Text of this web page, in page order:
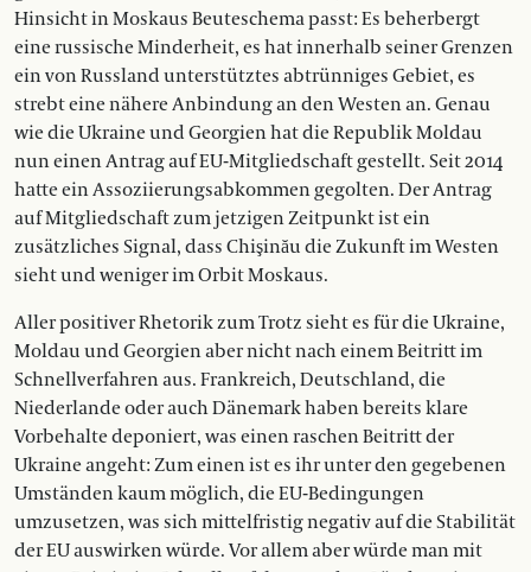
Hinsicht in Moskaus Beuteschema passt: Es beherbergt
eine russische Minderheit, es hat innerhalb seiner Grenzen
ein von Russland unterstütztes abtrünniges Gebiet, es
strebt eine nähere Anbindung an den Westen an. Genau
wie die Ukraine und Georgien hat die Republik Moldau
nun einen Antrag auf EU-Mitgliedschaft gestellt. Seit 2014
hatte ein Assoziierungsabkommen gegolten. Der Antrag
auf Mitgliedschaft zum jetzigen Zeitpunkt ist ein
zusätzliches Signal, dass Chişinău die Zukunft im Westen
sieht und weniger im Orbit Moskaus.
Aller positiver Rhetorik zum Trotz sieht es für die Ukraine,
Moldau und Georgien aber nicht nach einem Beitritt im
Schnellverfahren aus. Frankreich, Deutschland, die
Niederlande oder auch Dänemark haben bereits klare
Vorbehalte deponiert, was einen raschen Beitritt der
Ukraine angeht: Zum einen ist es ihr unter den gegebenen
Umständen kaum möglich, die EU-Bedingungen
umzusetzen, was sich mittelfristig negativ auf die Stabilität
der EU auswirken würde. Vor allem aber würde man mit